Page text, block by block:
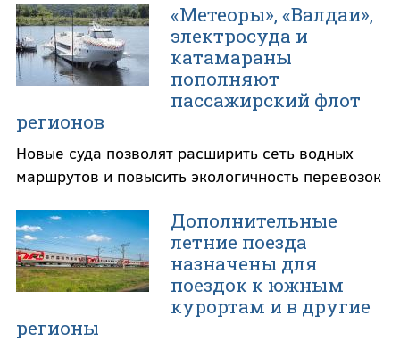
«Метеоры», «Валдаи»,
электросуда и
катамараны
пополняют
пассажирский флот
регионов
Новые суда позволят расширить сеть водных
маршрутов и повысить экологичность перевозок
Дополнительные
летние поезда
назначены для
поездок к южным
курортам и в другие
регионы